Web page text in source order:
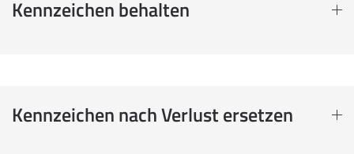
Kennzeichen behalten
Kennzeichen nach Verlust ersetzen